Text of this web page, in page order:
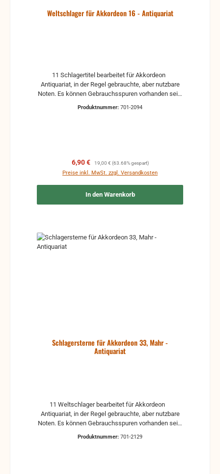
Weltschlager für Akkordeon 16 - Antiquariat
Antiquariat, in der Regel gebrauchte, aber nutzbare
Noten. Es können Gebrauchsspuren vorhanden sein,
Produktnummer: 701-2094
Verkaufspreis:
6,90 € Regulärer Preis:
19,00 € (63.68% gespart)
Preise inkl. MwSt. zzgl. Versandkosten
In den Warenkorb
Schlagersterne für Akkordeon 33, Mahr -
Antiquariat
11 Weltschlager bearbeitet für Akkordeon
Antiquariat, in der Regel gebrauchte, aber nutzbare
Noten. Es können Gebrauchsspuren vorhanden sein,
Produktnummer: 701-2129